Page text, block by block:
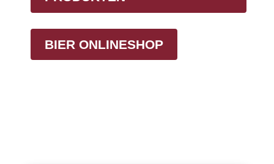
BIER ONLINESHOP